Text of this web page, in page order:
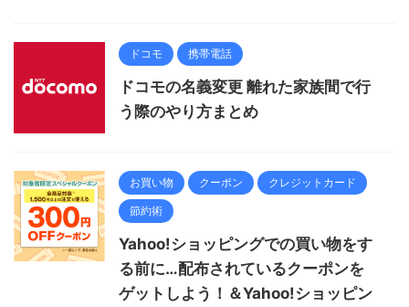
ドコモ 携帯電話
ドコモの名義変更 離れた家族間で行
う際のやり方まとめ
お買い物 クーポン クレジットカード
節約術
Yahoo!ショッピングでの買い物をす
る前に…配布されているクーポンを
ゲットしよう！＆Yahoo!ショッピン